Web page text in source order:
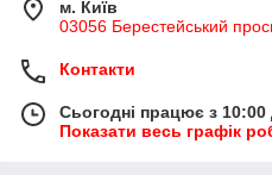
м. Київ
03056 Берестейський
Контакти
Сьогодні працює з 10:00
Показати весь графік